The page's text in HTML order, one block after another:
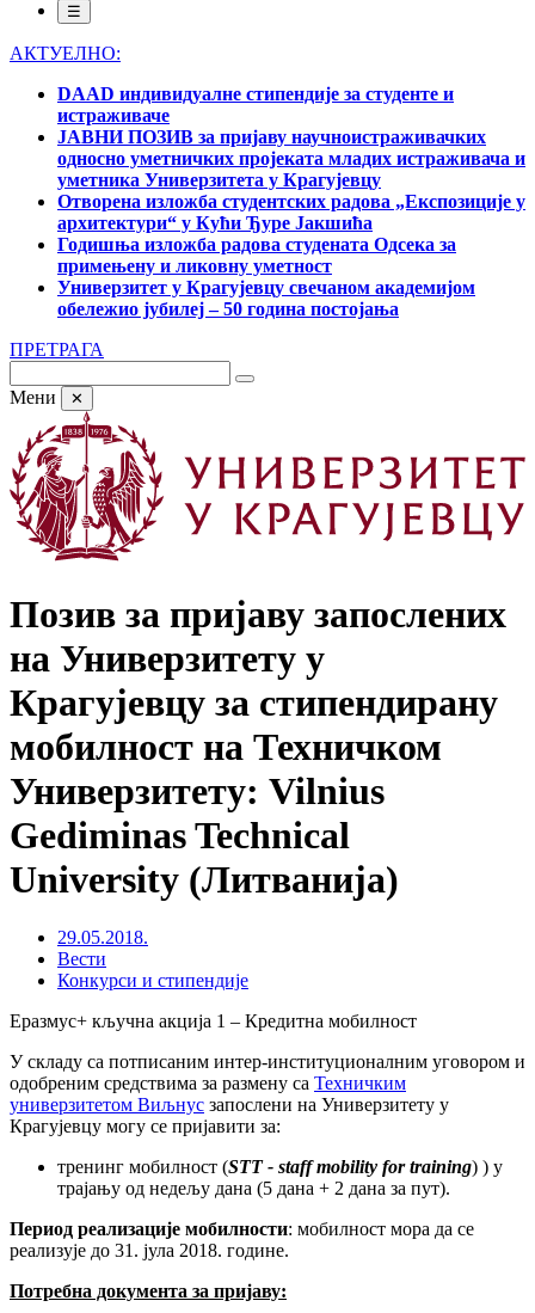
☰
АКТУЕЛНО:
DAAD индивидуалне стипендије за студенте и
истраживаче
ЈАВНИ ПОЗИВ за пријаву научноистраживачких
односно уметничких пројеката младих истраживача и
уметника Универзитета у Крагујевцу
Отворена изложба студентских радова „Експозиције у
архитектури“ у Кући Ђуре Јакшића
Годишња изложба радова студената Одсека за
примењену и ликовну уметност
Универзитет у Крагујевцу свечаном академијом
обележио јубилеј – 50 година постојања
ПРЕТРАГА
Мени ✕
Позив за пријаву запослених
на Универзитету у
Крагујевцу за стипендирану
мобилност на Техничком
Универзитету: Vilnius
Gediminas Technical
University (Литванија)
29.05.2018.
Вести
Конкурси и стипендије
Еразмус+ кључна акција 1 – Кредитна мобилност
У складу са потписаним интер-институционалним уговором и
одобреним средствима за размену са Техничким
универзитетом Виљнус запослени на Универзитету у
Крагујевцу могу се пријавити за:
тренинг мобилност (STT - staff mobility for training) ) у
трајању од недељу дана (5 дана + 2 дана за пут).
Период реализације мобилности: мобилност мора да се
реализује до 31. јула 2018. године.
Потребна документа за пријаву: